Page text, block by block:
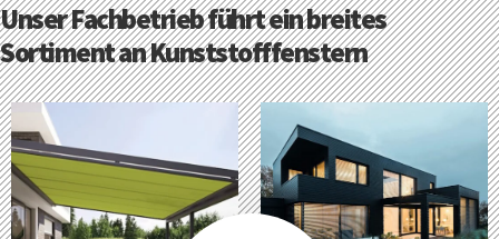
Unser Fachbetrieb führt ein breites
Sortiment an Kunststofffenstern